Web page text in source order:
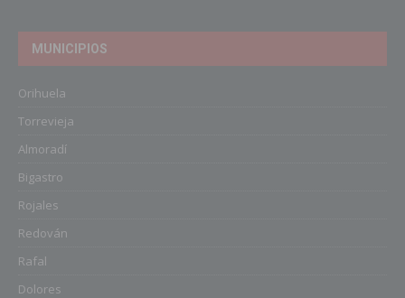
MUNICIPIOS
Orihuela
Torrevieja
Almoradí
Bigastro
Rojales
Redován
Rafal
Dolores